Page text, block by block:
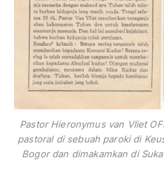
Pastor Hieronymus van Vliet
pastoral di sebuah paroki di
Bogor dan dimakamkan di